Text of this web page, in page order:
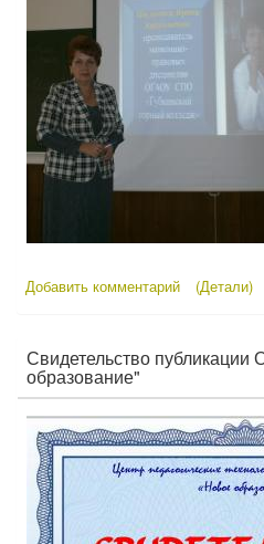
Добавить комментарий (Детали)
Свидетельство
образование"